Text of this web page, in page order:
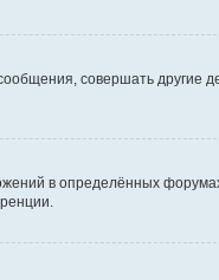
совершать другие
в определённых